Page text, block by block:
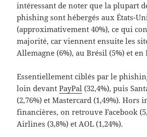
intéressant de noter que la plupart
phishing sont hébergés aux États-
(approximativement 40%), ce qui
majorité, car viennent ensuite les
Allemagne (6%), au Brésil (5%) et en
Essentiellement ciblés par le
loin devantPayPal (32,4%), puis
(2,76%) et Mastercard (1,49%). Hors
financières, on retrouve Facebook
Airlines (3,8%) et AOL (1,24%).